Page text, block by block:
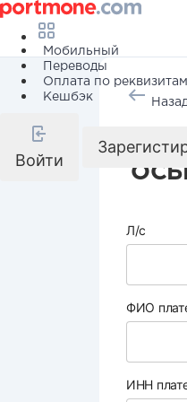
Мобильный
Переводы
Оплата по реквизитам
Кешбэк
Войти
Назад
Л/с
ФИО
ИНН